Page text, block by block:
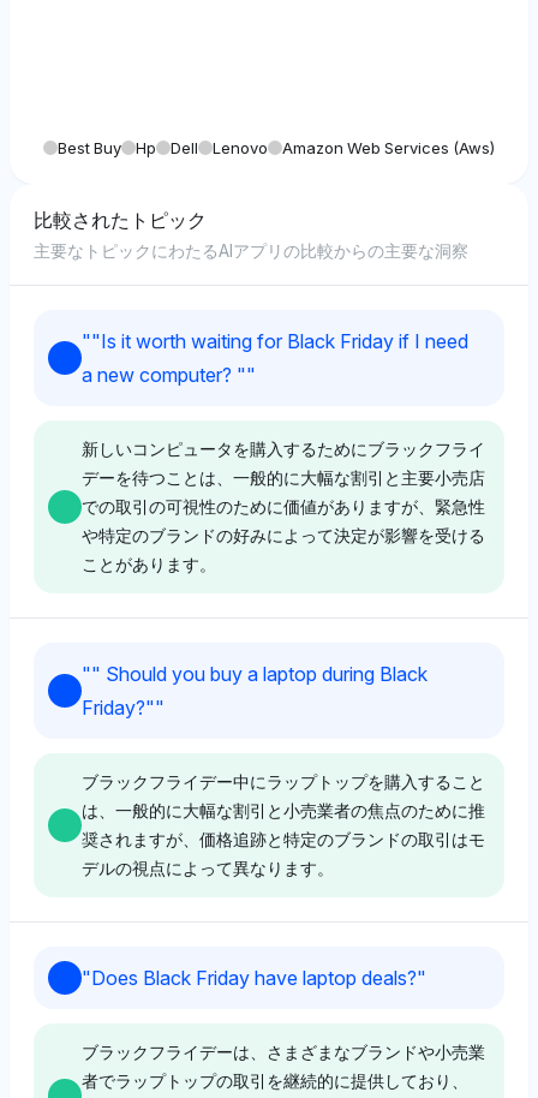
Best Buy Hp Dell Lenovo Amazon Web Services (aws)
比較されたトピック
主要なトピックにわたるAIアプリの比較からの主要な洞察
""Is it worth waiting for Black Friday if I need
a new computer? ""
新しいコンピュータを購入するためにブラックフライ
デーを待つことは、一般的に大幅な割引と主要小売店
での取引の可視性のために価値がありますが、緊急性
や特定のブランドの好みによって決定が影響を受ける
ことがあります。
Deepseekは、Newegg（4.2％の可視性）、Best
Buy（4.2％）、およびCamelcamelcamel（4.2％）な
ためにブラックフライデーを待つことに対して前向きな
トーンを示しています。ブラックフライデーをコンピュ
ータ取引の重要な機会と見なしており、アクセス可能性
と取引発見に焦点を当てています。
Perplexityは、Best Buy（3.1％）、Dell（3.1％）、お
待つことに対して中立から前向きなトーンを示し、主要
ブランドと小売業者のバランスの取れた見方に焦点を当
"" Should you buy a laptop during Black
Friday?""
ブラックフライデー中にラップトップを購入すること
は、一般的に大幅な割引と小売業者の焦点のために推
奨されますが、価格追跡と特定のブランドの取引はモ
デルの視点によって異なります。
Geminiは、ターゲット、ウォルマート、そしてブラッ
Buy（各4.2％の可視性シェア）を好み、取引の可用性
の中での彼らの重要性を強調しています。そのトーンは
"Does Black Friday have laptop deals?"
ブラックフライデーは、さまざまなブランドや小売業
者でラップトップの取引を継続的に提供しており、